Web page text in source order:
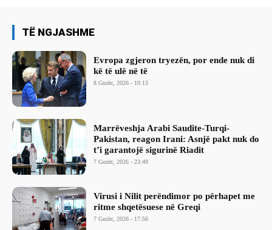
TË NGJASHME
Evropa zgjeron tryezën, por ende nuk di
kë të ulë në të
8 Gusht, 2026 - 10:13
Marrëveshja Arabi Saudite-Turqi-
Pakistan, reagon Irani: Asnjë pakt nuk do
t’i garantojë sigurinë Riadit
7 Gusht, 2026 - 23:49
Virusi i Nilit perëndimor po përhapet me
ritme shqetësuese në Greqi
7 Gusht, 2026 - 17:56